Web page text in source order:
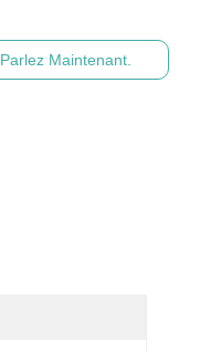
Parlez Maintenant.